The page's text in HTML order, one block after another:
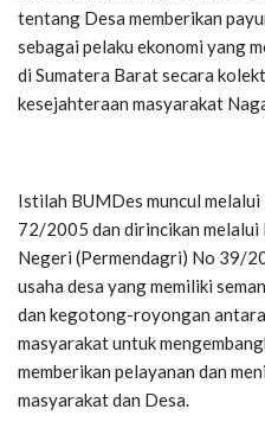
tentang Desa memberikan
sebagai pelaku ekonomi yang
di Sumatera Barat secara
kesejahteraan masyarakat
Istilah BUMDes muncul
72/2005 dan dirincikan
Negeri (Permendagri) No 39/
usaha desa yang memiliki
dan kegotong-royongan
masyarakat untuk
memberikan pelayanan dan
masyarakat dan Desa.